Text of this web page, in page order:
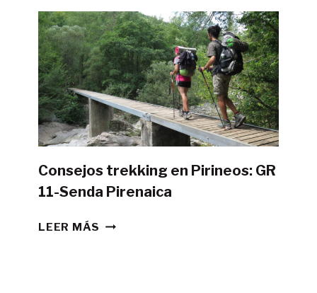
LA
GR11
CON
TIENDA
DE
CAMPAÑA?
Consejos trekking en Pirineos: GR
11-Senda Pirenaica
LEER MÁS CONSEJOS